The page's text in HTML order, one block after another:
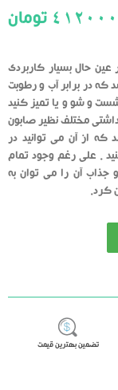
412000 تومان
حال بسیار کاربردی
در برابر آب و رطوبت
و شو و یا تمیز کنید
مختلف نظیر صابون
از آن می توانید در
. علی رغم وجود تمام
آن را می توان به
کرد.
تضمین بهترین قیمت